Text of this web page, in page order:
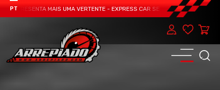
PT MAIS UMA VERTENTE - EXPRESS CAR SERVICE, MANUTENÇÃO DO